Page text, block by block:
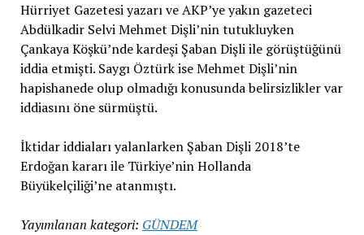
Hürriyet Gazetesi yazarı ve AKP’ye yakın gazeteci
Abdülkadir Selvi Mehmet Dişli’nin tutukluyken
Çankaya Köşkü’nde kardeşi Şaban Dişli ile görüştüğünü
iddia etmişti. Saygı Öztürk ise Mehmet Dişli’nin
hapishanede olup olmadığı konusunda belirsizlikler var
iddiasını öne sürmüştü.
İktidar iddiaları yalanlarken Şaban Dişli 2018’te
Erdoğan kararı ile Türkiye’nin Hollanda
Büyükelçiliği’ne atanmıştı.
Yayımlanan kategori: GÜNDEM